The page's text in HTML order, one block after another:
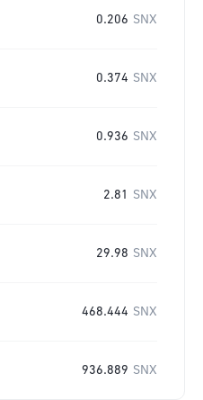
0.206 SNX
0.374 SNX
0.936 SNX
2.81 SNX
29.98 SNX
468.444 SNX
936.889 SNX